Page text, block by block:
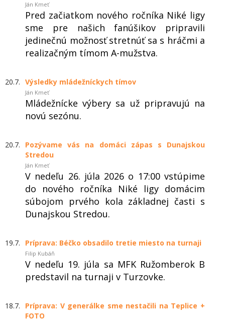
Ján Kmeť
Pred začiatkom nového ročníka Niké ligy
sme pre našich fanúšikov pripravili
jedinečnú možnosť stretnúť sa s hráčmi a
realizačným tímom A-mužstva.
20.7. Výsledky mládežníckych tímov
Ján Kmeť
Mládežnícke výbery sa už pripravujú na
novú sezónu.
20.7.
Pozývame vás na domáci zápas s Dunajskou
Stredou
Ján Kmeť
V nedeľu 26. júla 2026 o 17:00 vstúpime
do nového ročníka Niké ligy domácim
súbojom prvého kola základnej časti s
Dunajskou Stredou.
19.7. Príprava: Béčko obsadilo tretie miesto na turnaji
Filip Kubáň
V nedeľu 19. júla sa MFK Ružomberok B
predstavil na turnaji v Turzovke.
18.7.
Príprava: V generálke sme nestačili na Teplice +
FOTO